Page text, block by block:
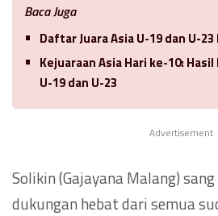
Baca Juga
Daftar Juara Asia U-19 dan U-
Kejuaraan Asia Hari ke-10:
U-19 dan U-23
Advertisement
Solikin (Gajayana Malang)
dukungan hebat dari semua